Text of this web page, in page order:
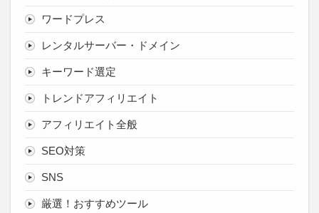
ワードプレス
レンタルサーバー・ドメイン
キーワード選定
トレンドアフィリエイト
アフィリエイト全般
SEO対策
SNS
厳選！おすすめツール